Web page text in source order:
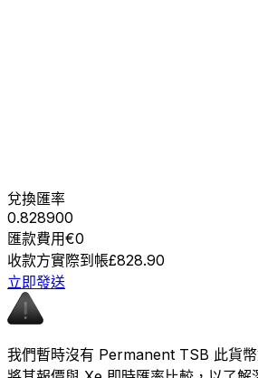
兌換匯率
0.828900
匯款費用€0
收款方實際到帳£828.90
立即發送
我們暫時沒有 Permanent TSB 此貨